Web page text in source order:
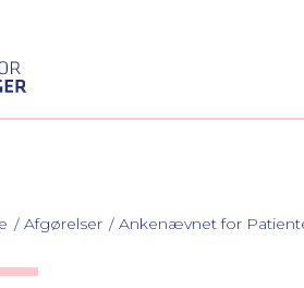
Afgørelser Ankenævnet for